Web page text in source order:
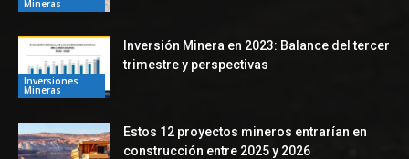
Mineras
Inversiones
Mineras
Inversión Minera en 2023: Balance del tercer
trimestre y perspectivas
Estos 12 proyectos mineros entrarían en
construcción entre 2025 y 2026